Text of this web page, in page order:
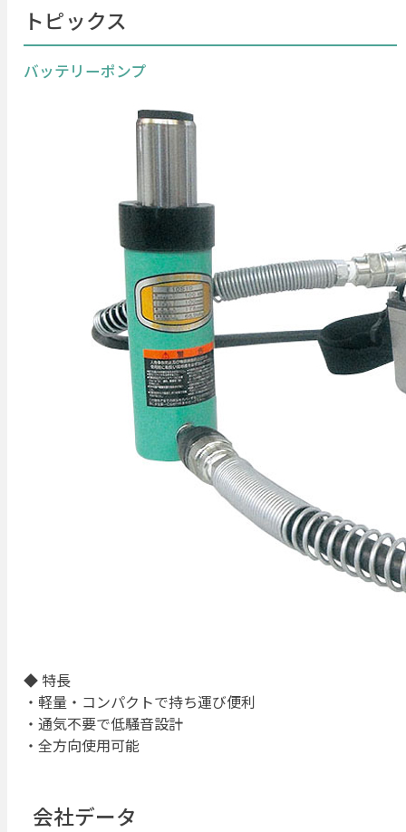
トピックス
バッテリーポンプ
◆ 特長
・軽量・コンパクトで持ち運び便利
・通気不要で低騒音設計
・全方向使用可能
会社データ